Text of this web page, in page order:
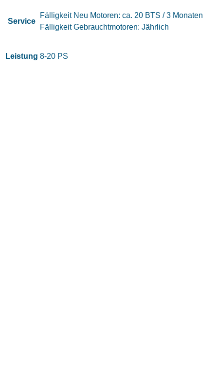
Service
Fälligkeit Neu Motoren: ca. 20 BTS / 3 Monaten
Fälligkeit Gebrauchtmotoren: Jährlich
Leistung 8-20 PS